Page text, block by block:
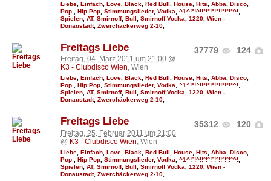
Liebe Einfach Love Black Red Bull House Hits Abba Disco
Pop
Hip Pop Stimmungslieder, Vodka ^1^!°!^!!°!°!°!°!!°!°!°^!
Spielen AT, Smirnoff, Bull Smirnoff Vodka 1220 Wien -
Donaustadt, Zwerchäckerweg 2-10
37779 124
Freitags Liebe
Freitag, 04. März 2011 um 21:00 @
K3 - Clubdisco Wien, Wien
Liebe, Einfach, Love, Black, Red Bull , House, Hits, Abba, Disco,
Pop , Hip Pop, Stimmungslieder, Vodka, ^1^!°!^!!°!°!°!°!!°!°!°^!,
Spielen, AT, Smirnoff, Bull , Smirnoff Vodka, 1220, Wien -
Donaustadt, Zwerchäckerweg 2-10,
35312 120
Freitags Liebe
Freitag, 25. Februar 2011 um 21:00
@ K3 - Clubdisco Wien , Wien
Liebe Einfach Love Black Red Bull House Hits Abba Disco
Pop
Hip Pop Stimmungslieder, Vodka ^1^!°!^!!°!°!°!°!!°!°!°^!
Spielen AT, Smirnoff, Bull Smirnoff Vodka 1220 Wien -
Donaustadt, Zwerchäckerweg 2-10